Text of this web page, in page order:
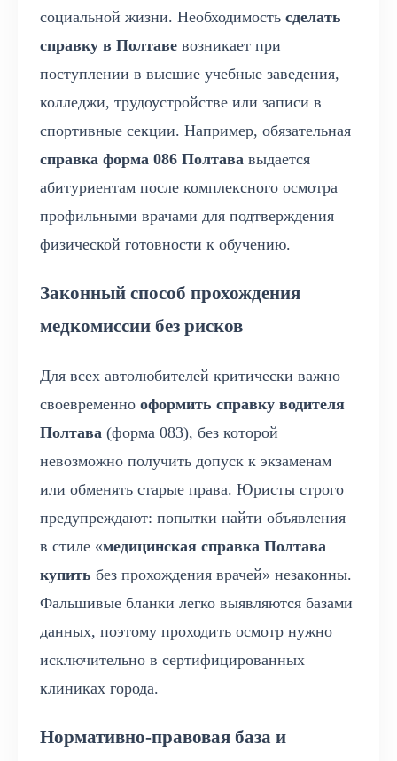
социальной жизни. Необходимость сделать
справку в Полтаве возникает при
поступлении в высшие учебные заведения,
колледжи, трудоустройстве или записи в
спортивные секции. Например, обязательная
справка форма 086 Полтава выдается
абитуриентам после комплексного осмотра
профильными врачами для подтверждения
физической готовности к обучению.
Законный способ прохождения
медкомиссии без рисков
Для всех автолюбителей критически важно
своевременно оформить справку водителя
Полтава (форма 083), без которой
невозможно получить допуск к экзаменам
или обменять старые права. Юристы строго
предупреждают: попытки найти объявления
в стиле «медицинская справка Полтава
купить без прохождения врачей» незаконны.
Фальшивые бланки легко выявляются базами
данных, поэтому проходить осмотр нужно
исключительно в сертифицированных
клиниках города.
Нормативно-правовая база и